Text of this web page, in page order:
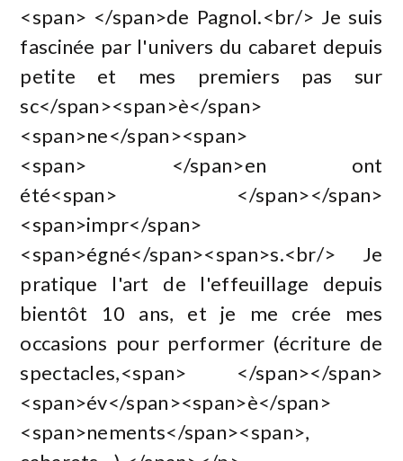
<span> </span>de Pagnol.<br/> Je suis
fascinée par l'univers du cabaret depuis
petite et mes premiers pas sur
sc</span><span>è</span>
<span>ne</span><span>
<span> </span>en ont
été<span> </span></span>
<span>impr</span>
<span>égné</span><span>s.<br/> Je
pratique l'art de l'effeuillage depuis
bientôt 10 ans, et je me crée mes
occasions pour performer (écriture de
spectacles,<span> </span></span>
<span>év</span><span>è</span>
<span>nements</span><span>,